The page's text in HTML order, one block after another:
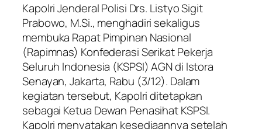
Kapolri Jenderal Polisi Drs. Listyo Sigit
Prabowo, M.Si., menghadiri sekaligus
membuka Rapat Pimpinan Nasional
(Rapimnas) Konfederasi Serikat Pekerja
Seluruh Indonesia (KSPSI) AGN di Istora
Senayan, Jakarta, Rabu (3/12). Dalam
kegiatan tersebut, Kapolri ditetapkan
sebagai Ketua Dewan Penasihat KSPSI.
Kapolri menyatakan kesediaannya setelah